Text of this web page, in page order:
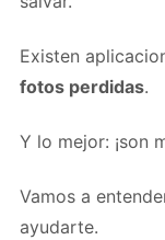
Existen
fotos perdidas.
Y lo mejor: ¡son
Vamos a
ayudarte.